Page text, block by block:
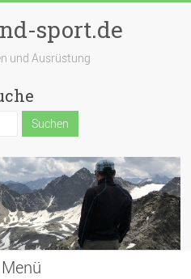
sport.de
und Ausrüstung
Menü